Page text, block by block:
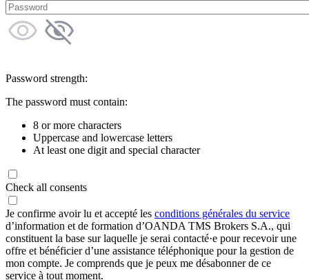
Password strength:
The password must contain:
8 or more characters
Uppercase and lowercase letters
At least one digit and special character
Check all consents
Je confirme avoir lu et accepté les conditions générales du service
d’information et de formation d’OANDA TMS Brokers S.A., qui
constituent la base sur laquelle je serai contacté·e pour recevoir une
offre et bénéficier d’une assistance téléphonique pour la gestion de
mon compte. Je comprends que je peux me désabonner de ce
service à tout moment.